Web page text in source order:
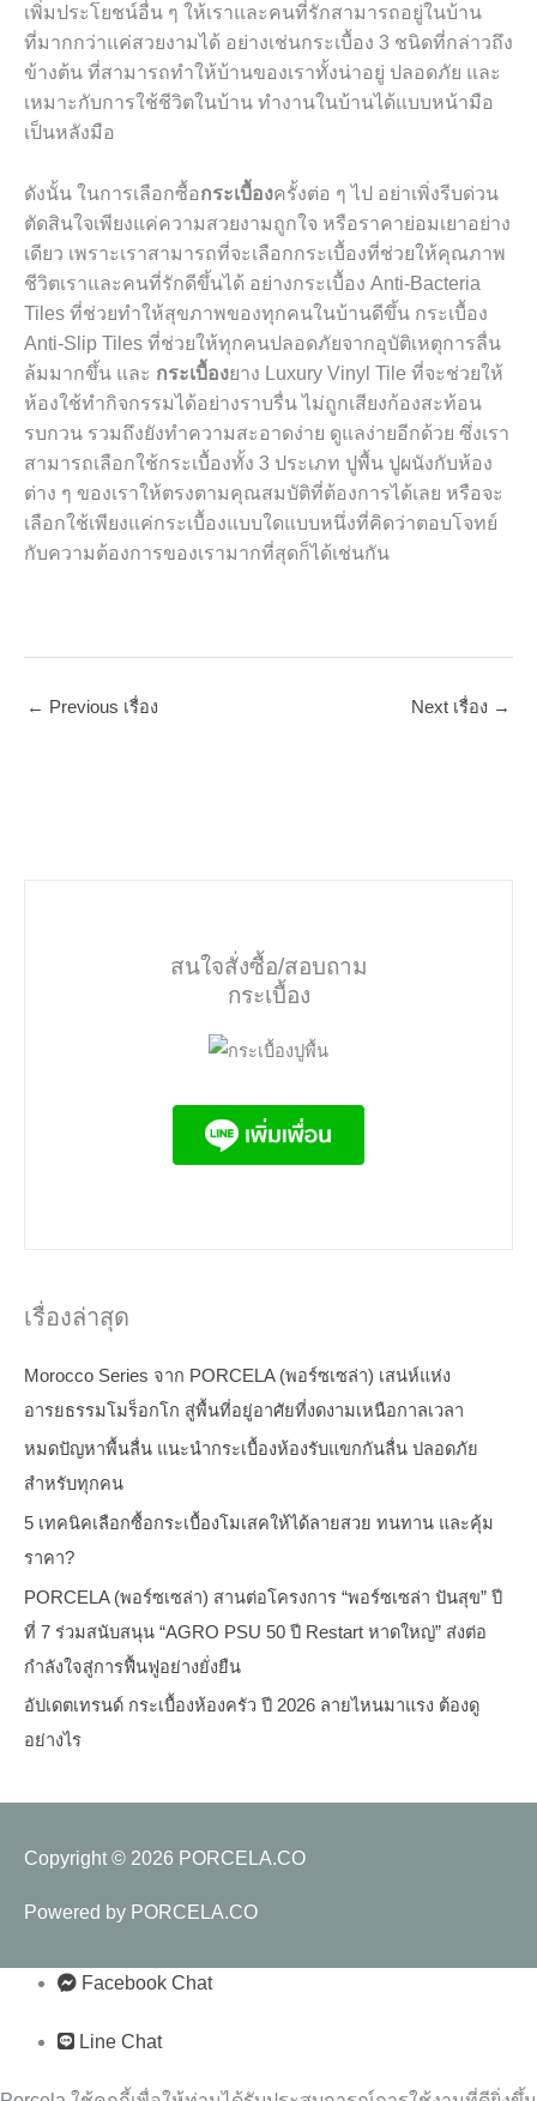
เพิ่มประโยชน์อื่น ๆ ให้เราและคนที่รักสามารถอยู่ในบ้าน
ที่มากกว่าแค่สวยงามได้ อย่างเช่นกระเบื้อง 3 ชนิดที่กล่าวถึง
ข้างต้น ที่สามารถทำให้บ้านของเราทั้งน่าอยู่ ปลอดภัย และ
เหมาะกับการใช้ชีวิตในบ้าน ทำงานในบ้านได้แบบหน้ามือ
เป็นหลังมือ
ดังนั้น ในการเลือกซื้อกระเบื้องครั้งต่อ ๆ ไป อย่าเพิ่งรีบด่วน
ตัดสินใจเพียงแค่ความสวยงามถูกใจ หรือราคาย่อมเยาอย่าง
เดียว เพราะเราสามารถที่จะเลือกกระเบื้องที่ช่วยให้คุณภาพ
ชีวิตเราและคนที่รักดีขึ้นได้ อย่างกระเบื้อง Anti-Bacteria
Tiles ที่ช่วยทำให้สุขภาพของทุกคนในบ้านดีขึ้น กระเบื้อง
Anti-Slip Tiles ที่ช่วยให้ทุกคนปลอดภัยจากอุบัติเหตุการลื่น
ล้มมากขึ้น และ กระเบื้องยาง Luxury Vinyl Tile ที่จะช่วยให้
ห้องใช้ทำกิจกรรมได้อย่างราบรื่น ไม่ถูกเสียงก้องสะท้อน
รบกวน รวมถึงยังทำความสะอาดง่าย ดูแลง่ายอีกด้วย ซึ่งเรา
สามารถเลือกใช้กระเบื้องทั้ง 3 ประเภท ปูพื้น ปูผนังกับห้อง
ต่าง ๆ ของเราให้ตรงตามคุณสมบัติที่ต้องการได้เลย หรือจะ
เลือกใช้เพียงแค่กระเบื้องแบบใดแบบหนึ่งที่คิดว่าตอบโจทย์
กับความต้องการของเรามากที่สุดก็ได้เช่นกัน
← Previous เรื่อง Next เรื่อง →
สนใจสั่งซื้อ/สอบถาม
กระเบื้อง
เรื่องล่าสุด
Morocco Series จาก PORCELA (พอร์ซเซล่า) เสน่ห์แห่ง
อารยธรรมโมร็อกโก สู่พื้นที่อยู่อาศัยที่งดงามเหนือกาลเวลา
หมดปัญหาพื้นลื่น แนะนำกระเบื้องห้องรับแขกกันลื่น ปลอดภัย
สำหรับทุกคน
5 เทคนิคเลือกซื้อกระเบื้องโมเสคให้ได้ลายสวย ทนทาน และคุ้ม
ราคา?
PORCELA (พอร์ซเซล่า) สานต่อโครงการ “พอร์ซเซล่า ปันสุข” ปี
ที่ 7 ร่วมสนับสนุน “AGRO PSU 50 ปี Restart หาดใหญ่” ส่งต่อ
กำลังใจสู่การฟื้นฟูอย่างยั่งยืน
อัปเดตเทรนด์ กระเบื้องห้องครัว ปี 2026 ลายไหนมาแรง ต้องดู
อย่างไร
Copyright © 2026 PORCELA.CO
Powered by PORCELA.CO
Facebook Chat
Line Chat